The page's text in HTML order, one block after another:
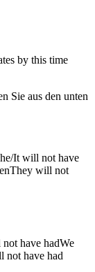
by this time
Sie aus den unten
It will not have
They will not
have hadWe
not have had